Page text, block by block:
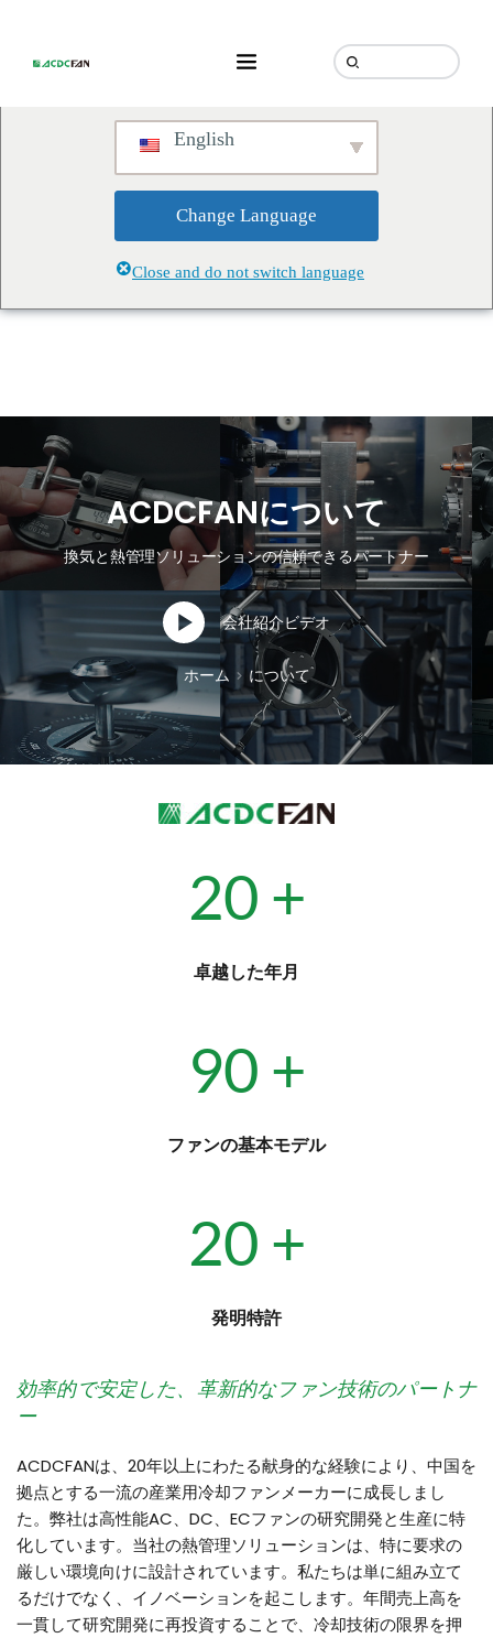
speaking a different language.
Do you want to change to:
English
Change Language
Close and do not switch language
ACDCFANについて
換気と熱管理ソリューションの信頼できるパートナー
会社紹介ビデオ
ホーム について
20 +
卓越した年月
90 +
ファンの基本モデル
20 +
発明特許
効率的で安定した、革新的なファン技術のパートナ
ー
ACDCFANは、20年以上にわたる献身的な経験により、中国を
拠点とする一流の産業用冷却ファンメーカーに成長しまし
た。弊社は高性能AC、DC、ECファンの研究開発と生産に特
化しています。当社の熱管理ソリューションは、特に要求の
厳しい環境向けに設計されています。私たちは単に組み立て
るだけでなく、イノベーションを起こします。年間売上高を
一貫して研究開発に再投資することで、冷却技術の限界を押